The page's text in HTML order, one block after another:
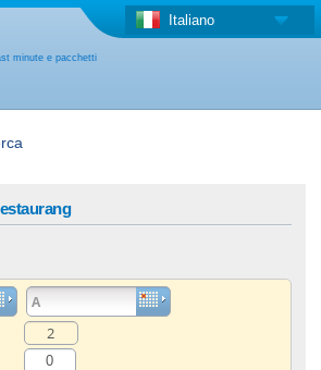
minute e pacchetti
Italiano
+ Offerta forfettaria